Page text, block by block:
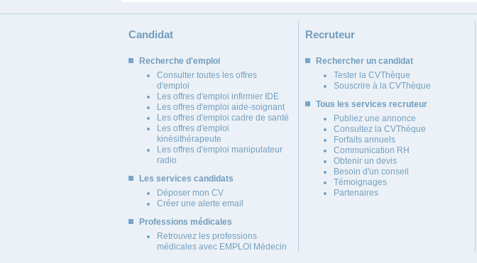
Candidat
Recherche d'emploi
Consulter toutes les offres
d'emploi
Les offres d'emploi infirmier IDE
Les offres d'emploi aide-soignant
Les offres d'emploi cadre de santé
Les offres d'emploi
kinésithérapeute
Les offres d'emploi manipulateur
radio
Les services candidats
Déposer mon CV
Créer une alerte email
Professions médicales
Retrouvez les professions
médicales avec EMPLOI Médecin
Recruteur
Rechercher un candidat
Tester la CVThèque
Souscrire à la CVThèque
Tous les services recruteur
Publiez une annonce
Consultez la CVThèque
Forfaits annuels
Communication RH
Obtenir un devis
Besoin d'un conseil
Témoignages
Partenaires